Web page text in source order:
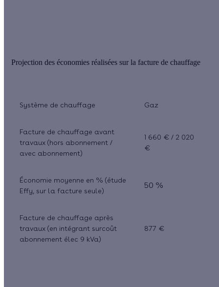
Projection des économies réalisées sur la facture de chauffage
Système de chauffage Gaz
Facture de chauffage avant
travaux (hors abonnement /
avec abonnement)
1 660 € / 2 020
€
Économie moyenne en % (étude
Effy, sur la facture seule)
50 %
Facture de chauffage après
travaux (en intégrant surcoût
abonnement élec 9 kVa)
877 €